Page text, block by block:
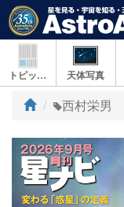
トピックス 天体写真
ト
プ
西村栄男